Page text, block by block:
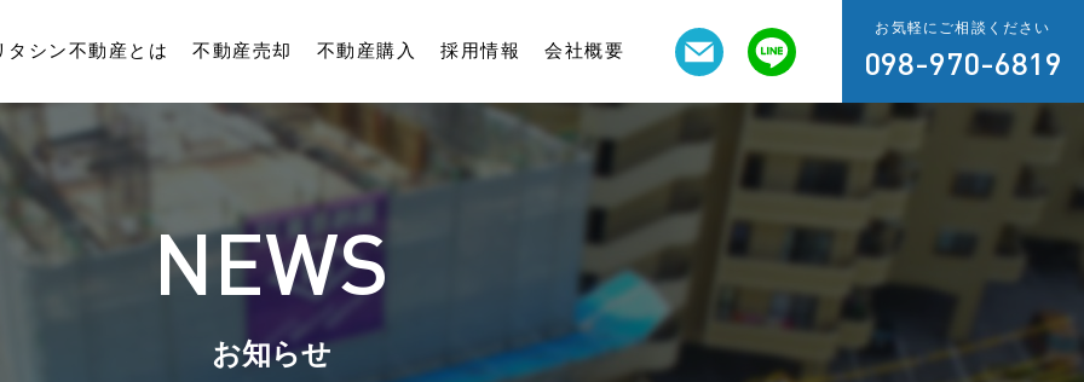
タシン不動産とは 不動産売却 不動産購入 採用情報 会社概要
お気軽にご相談ください
098-970-6819
NEWS
お知らせ